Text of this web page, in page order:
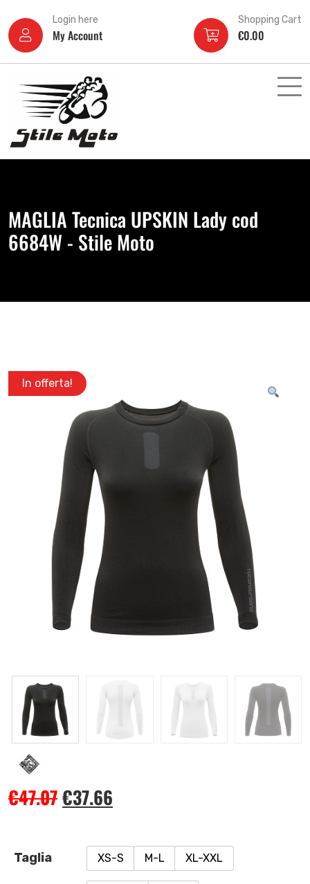
Login here
My Account
Shopping Cart
€0.00
MAGLIA Tecnica UPSKIN Lady cod
6684W - Stile Moto
In offerta!
€47.07€37.66
Taglia XS-S M-L XL-XXL